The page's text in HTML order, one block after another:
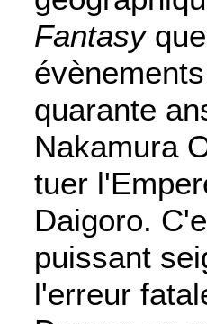
Fantasy
quarante
Nakamura
tuer
Daigoro.
puissant
l'erreur